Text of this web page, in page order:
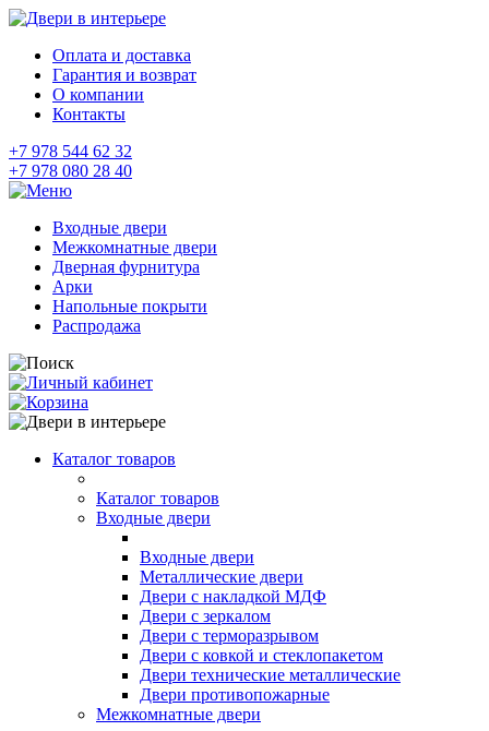
Оплата и доставка
Гарантия и возврат
О компании
Контакты
+7 978 544 62 32
+7 978 080 28 40
Входные двери
Межкомнатные двери
Дверная фурнитура
Арки
Напольные покрыти
Распродажа
Каталог товаров
Каталог товаров
Входные двери
Входные двери
Металлические двери
Двери с накладкой МДФ
Двери с зеркалом
Двери с терморазрывом
Двери с ковкой и стеклопакетом
Двери технические металлические
Двери противопожарные
Межкомнатные двери